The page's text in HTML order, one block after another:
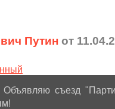
Путин от
съезд